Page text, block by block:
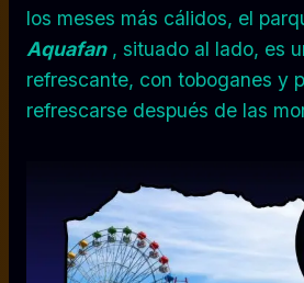
los meses más cálidos, el
Aquafan, situado al lado, es
refrescante, con toboganes y
refrescarse después de las